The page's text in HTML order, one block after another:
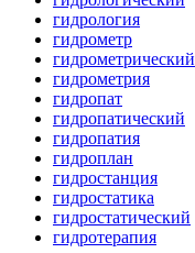
гидрология
гидрометр
гидрометрический
гидрометрия
гидропат
гидропатический
гидропатия
гидроплан
гидростанция
гидростатика
гидростатический
гидротерапия